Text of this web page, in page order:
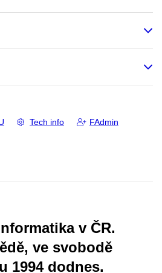
Tech info FAdmin
v ČR.
ve svobodě
1994 dodnes.